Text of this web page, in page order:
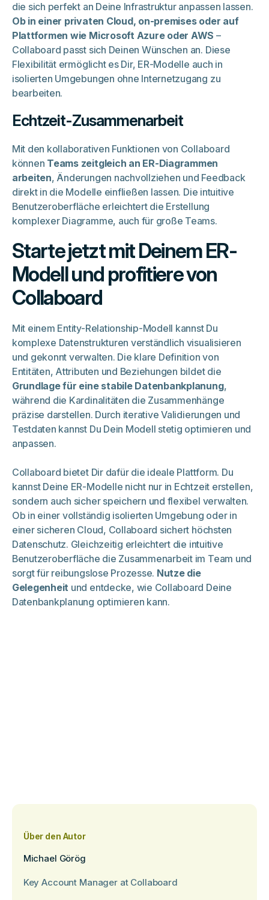
die sich perfekt an Deine Infrastruktur anpassen lassen.
Ob in einer privaten Cloud, on-premises oder auf
Plattformen wie Microsoft Azure oder AWS –
Collaboard passt sich Deinen Wünschen an. Diese
Flexibilität ermöglicht es Dir, ER-Modelle auch in
isolierten Umgebungen ohne Internetzugang zu
bearbeiten.
Echtzeit-Zusammenarbeit
Mit den kollaborativen Funktionen von Collaboard
können Teams zeitgleich an ER-Diagrammen
arbeiten, Änderungen nachvollziehen und Feedback
direkt in die Modelle einfließen lassen. Die intuitive
Benutzeroberfläche erleichtert die Erstellung
komplexer Diagramme, auch für große Teams.
Starte jetzt mit Deinem ER-
Modell und profitiere von
Collaboard
Mit einem Entity-Relationship-Modell kannst Du
komplexe Datenstrukturen verständlich visualisieren
und gekonnt verwalten. Die klare Definition von
Entitäten, Attributen und Beziehungen bildet die
Grundlage für eine stabile Datenbankplanung,
während die Kardinalitäten die Zusammenhänge
präzise darstellen. Durch iterative Validierungen und
Testdaten kannst Du Dein Modell stetig optimieren und
anpassen.
Collaboard bietet Dir dafür die ideale Plattform. Du
kannst Deine ER-Modelle nicht nur in Echtzeit erstellen,
sondern auch sicher speichern und flexibel verwalten.
Ob in einer vollständig isolierten Umgebung oder in
einer sicheren Cloud, Collaboard sichert höchsten
Datenschutz. Gleichzeitig erleichtert die intuitive
Benutzeroberfläche die Zusammenarbeit im Team und
sorgt für reibungslose Prozesse. Nutze die
Gelegenheit und entdecke, wie Collaboard Deine
Datenbankplanung optimieren kann.
Über den Autor
Michael Görög
Key Account Manager at Collaboard